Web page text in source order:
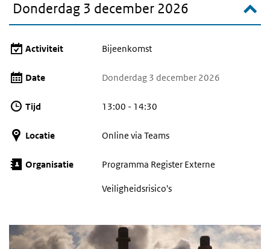
Donderdag 3 december 2026
Activiteit Bijeenkomst
Date Donderdag 3 december 2026
Tijd 13:00 - 14:30
Locatie Online via Teams
Organisatie Programma Register Externe
Veiligheidsrisico's